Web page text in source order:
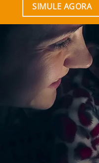
SIMULE AGORA